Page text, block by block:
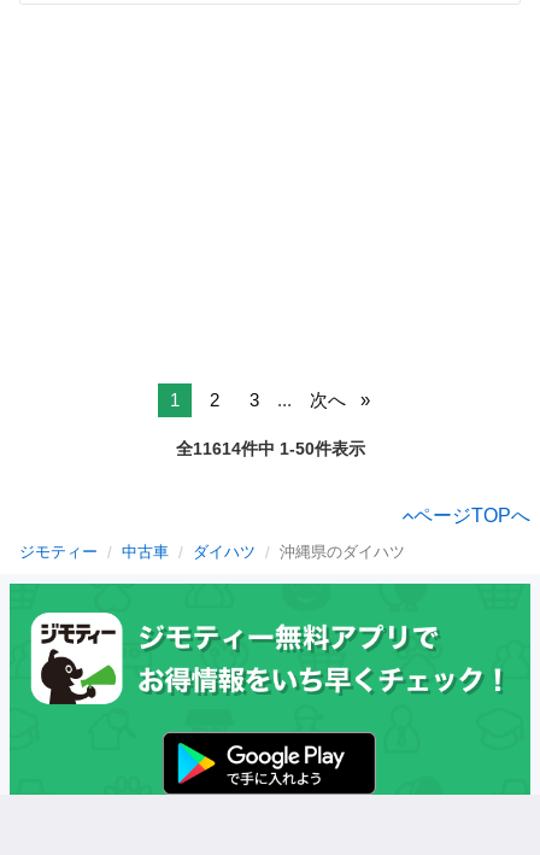
1 2 3 ... 次へ
全11614件中 1-50件表示
ページTOPへ
ジモティー 中古車 ダイハツ 沖縄県のダイハツ